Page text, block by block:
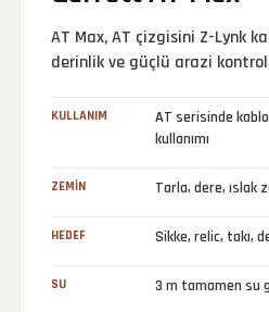
AT Max, AT çizgisini Z-Lynk
derinlik ve güçlü arazi
KULLANIM
AT serisinde
kullanımı
ZEMIN Tarla, dere, ıslak
HEDEF Sikke, relic, takı,
SU 3 m tamamen su